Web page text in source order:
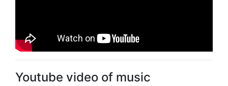
Youtube video of music